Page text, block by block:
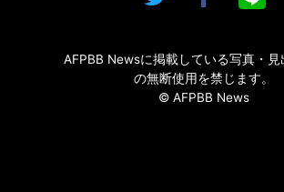
AFPBB Newsに掲載している写真・
の無断使用を禁じます。
© AFPBB News